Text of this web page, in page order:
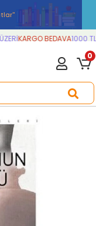
KARGO BEDAVA1000 TL
0